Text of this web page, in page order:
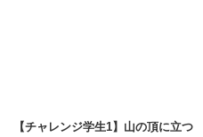
【チャレンジ学生1】山の頂に立つ